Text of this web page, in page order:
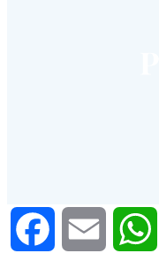
Facebook Email